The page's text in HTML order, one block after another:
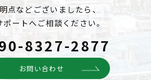
点などございましたら、
ポートへご相談ください。
8327-2877
お問い合わせ